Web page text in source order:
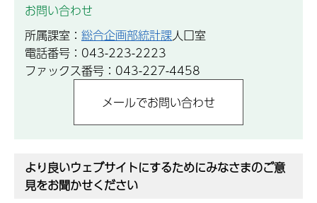
お問い合わせ
所属課室： 総合企画部統計課人口室
電話番号：043-223-2223
ファックス番号：043-227-4458
より良いウェブサイトにするためにみなさまのご意
見をお聞かせください